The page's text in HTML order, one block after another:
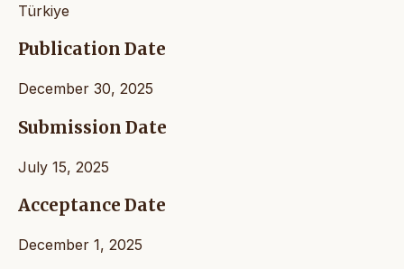
Türkiye
Publication Date
December 30, 2025
Submission Date
July 15, 2025
Acceptance Date
December 1, 2025